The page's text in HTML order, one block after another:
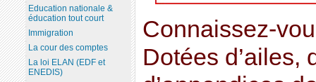
Connaissez-
Dotées d’ailes,
Education nationale &
éducation tout court
Immigration
La cour des comptes
La loi ELAN (EDF et
ENEDIS)